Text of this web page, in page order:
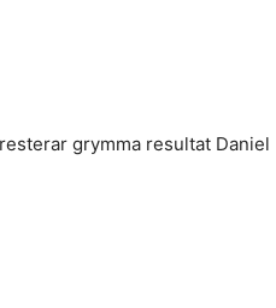
grymma resultat Daniel